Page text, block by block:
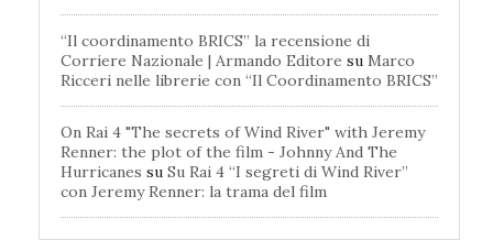
“Il coordinamento BRICS” la recensione di
Corriere Nazionale | Armando Editore su Marco
Ricceri nelle librerie con “Il Coordinamento BRICS”
On Rai 4 "The secrets of Wind River" with Jeremy
Renner: the plot of the film - Johnny And The
Hurricanes su Su Rai 4 “I segreti di Wind River”
con Jeremy Renner: la trama del film